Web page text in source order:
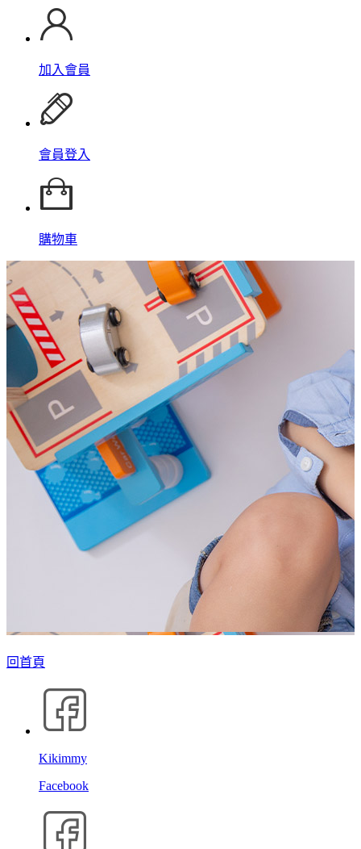
加入會員
會員登入
購物車
回首頁
Kikimmy
Facebook